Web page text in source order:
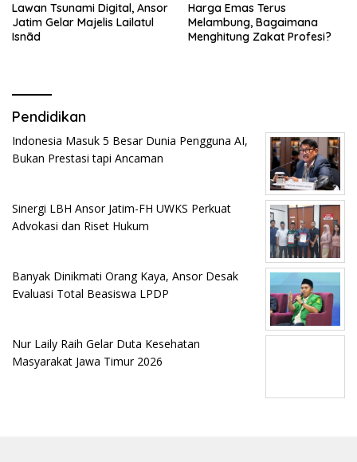
Lawan Tsunami Digital, Ansor
Jatim Gelar Majelis Lailatul
Isnād
Harga Emas Terus
Melambung, Bagaimana
Menghitung Zakat Profesi?
Pendidikan
Indonesia Masuk 5 Besar Dunia Pengguna AI,
Bukan Prestasi tapi Ancaman
Sinergi LBH Ansor Jatim-FH UWKS Perkuat
Advokasi dan Riset Hukum
Banyak Dinikmati Orang Kaya, Ansor Desak
Evaluasi Total Beasiswa LPDP
Nur Laily Raih Gelar Duta Kesehatan
Masyarakat Jawa Timur 2026